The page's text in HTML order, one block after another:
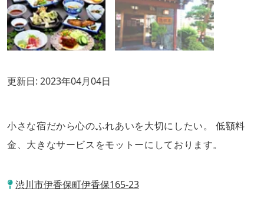
更新日: 2023年04月04日
小さな宿だから心のふれあいを大切にしたい。 低額料
金、大きなサービスをモットーにしております。
渋川市伊香保町伊香保165-23